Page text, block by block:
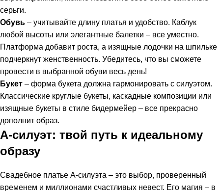
серьги.
Обувь – учитывайте длину платья и удобство. Каблук
любой высоты или элегантные балетки – все уместно.
Платформа добавит роста, а изящные лодочки на шпильке
подчеркнут женственность. Убедитесь, что вы сможете
провести в выбранной обуви весь день!
Букет – форма букета должна гармонировать с силуэтом.
Классические круглые букеты, каскадные композиции или
изящные букеты в стиле бидермейер – все прекрасно
дополнит образ.
А-силуэт: твой путь к идеальному
образу
Свадебное платье А-силуэта – это выбор, проверенный
временем и миллионами счастливых невест. Его магия – в